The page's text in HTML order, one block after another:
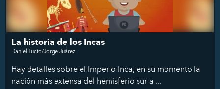
La historia de los Incas
Daniel Tucto/Jorge Juárez
Hay detalles sobre el Imperio Inca, en su momento la
nación más extensa del hemisferio sur a ...